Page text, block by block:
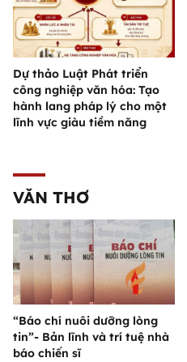
Dự thảo Luật Phát triển
công nghiệp văn hóa: Tạo
hành lang pháp lý cho một
lĩnh vực giàu tiềm năng
VĂN THƠ
“Báo chí nuôi dưỡng lòng
tin”- Bản lĩnh và trí tuệ nhà
báo chiến sĩ